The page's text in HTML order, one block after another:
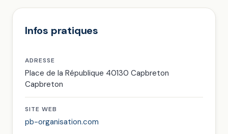
Infos pratiques
ADRESSE
Place de la République 40130 Capbreton
Capbreton
SITE WEB
pb-organisation.com